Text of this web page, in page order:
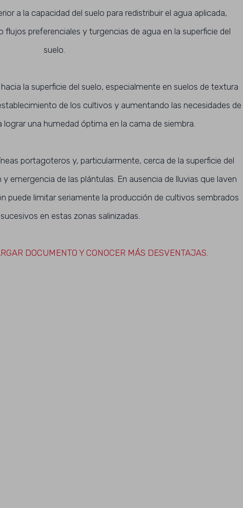
a la capacidad del suelo para redistribuir el agua aplicada,
preferenciales y turgencias de agua en la superficie del
suelo.
la superficie del suelo, especialmente en suelos de textura
de los cultivos y aumentando las necesidades de
lograr una humedad óptima en la cama de siembra.
portagoteros y, particularmente, cerca de la superficie del
emergencia de las plántulas. En ausencia de lluvias que laven
puede limitar seriamente la producción de cultivos sembrados
en estas zonas salinizadas.
DOCUMENTO Y CONOCER MÁS DESVENTAJAS.